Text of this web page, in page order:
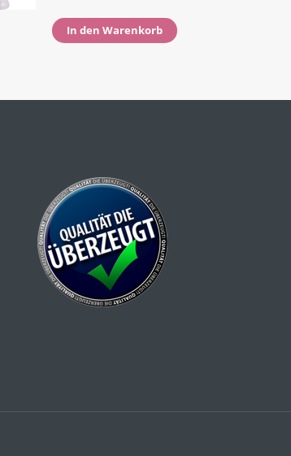
In den Warenkorb